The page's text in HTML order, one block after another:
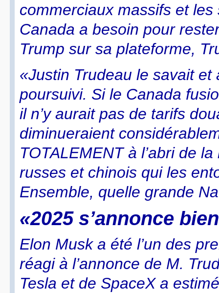
commerciaux massifs et
Canada a besoin pour
Trump sur sa plateforme,
«Justin Trudeau le savait et
poursuivi. Si le Canada
il n’y aurait pas de tarifs
diminueraient
TOTALEMENT à l’abri de
russes et chinois qui les
Ensemble, quelle grande
«2025 s’annonce
Elon Musk a été l’un des
réagi à l’annonce de M.
Tesla et de SpaceX a